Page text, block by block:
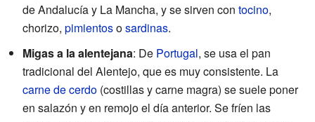
de Andalucía y La Mancha, y se sirven con tocino,
chorizo, pimientososardinas.
Migas a la alentejana: De Portugal, se usa el pan
tradicional del Alentejo, que es muy consistente. La
carne de cerdo (costillas y carne magra) se suele poner
en salazón y en remojo el día anterior. Se fríen las